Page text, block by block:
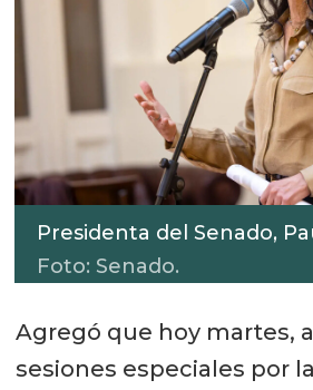
Presidenta del Senado,
Foto: Senado.
Agregó que hoy martes,
sesiones especiales por